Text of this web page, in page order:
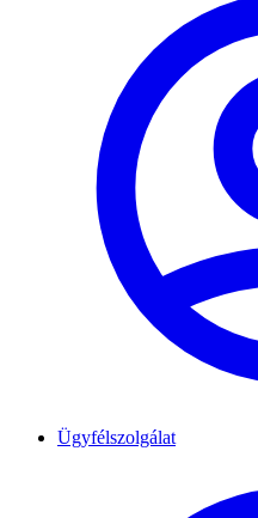
Ügyfélszolgálat